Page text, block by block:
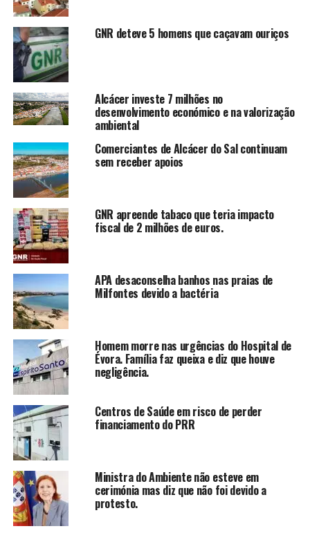
GNR deteve 5 homens que caçavam ouriços
Alcácer investe 7 milhões no
desenvolvimento económico e na valorização
ambiental
Comerciantes de Alcácer do Sal continuam
sem receber apoios
GNR apreende tabaco que teria impacto
fiscal de 2 milhões de euros.
APA desaconselha banhos nas praias de
Milfontes devido a bactéria
Homem morre nas urgências do Hospital de
Évora. Família faz queixa e diz que houve
negligência.
Centros de Saúde em risco de perder
financiamento do PRR
Ministra do Ambiente não esteve em
cerimónia mas diz que não foi devido a
protesto.